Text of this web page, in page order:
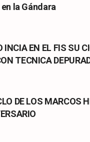
la Gándara
EN EL FIS SU
TECNICA
DE LOS MARCOS